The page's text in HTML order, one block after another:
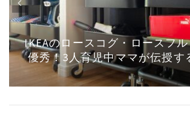
写真と動画を同時に撮りたい
動会で他のパパ達と差を付